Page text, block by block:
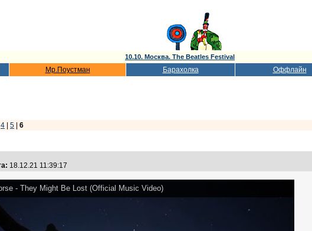
10.10. Москва. The Beatles Festival
Мр.Поустман Барахолка Оффлайн
4 5
6
18.12.21 11:39:17
- They Might Be Lost (Official Music Video)